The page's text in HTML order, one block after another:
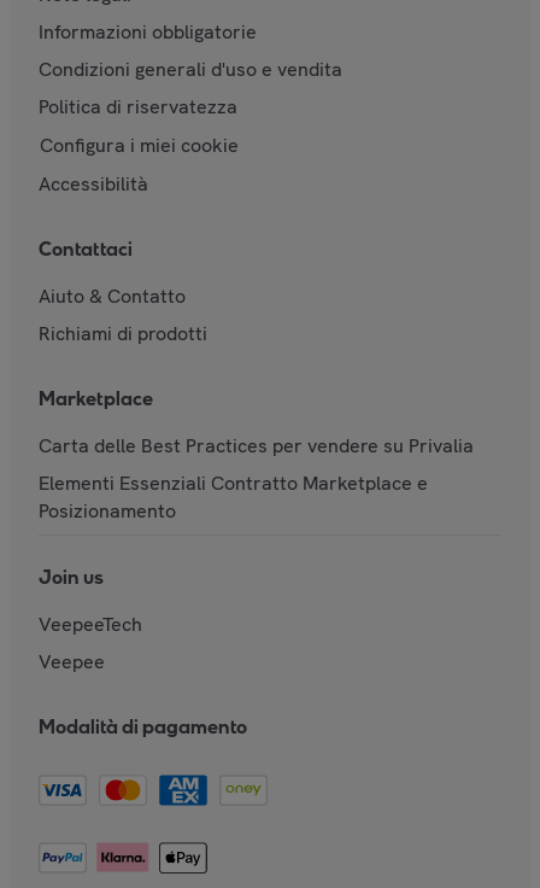
Informazioni obbligatorie
Condizioni generali d'uso e vendita
Politica di riservatezza
Configura i miei cookie
Accessibilità
Contattaci
Aiuto & Contatto
Richiami di prodotti
Marketplace
Carta delle Best Practices per vendere su Privalia
Elementi Essenziali Contratto Marketplace e
Posizionamento
Join us
VeepeeTech
Veepee
Modalità di pagamento